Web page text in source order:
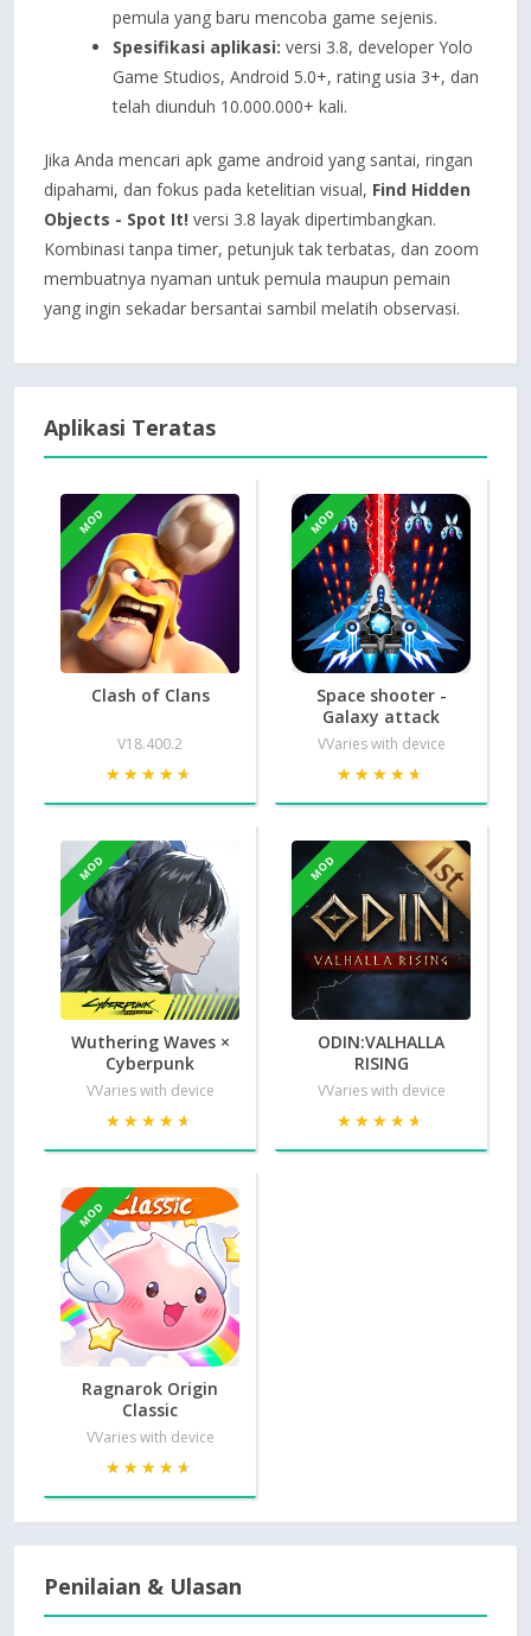
pemula yang baru mencoba game sejenis.
Spesifikasi aplikasi: versi 3.8, developer Yolo
Game Studios, Android 5.0+, rating usia 3+, dan
telah diunduh 10.000.000+ kali.
Jika Anda mencari apk game android yang santai, ringan
dipahami, dan fokus pada ketelitian visual, Find Hidden
Objects - Spot It! versi 3.8 layak dipertimbangkan.
Kombinasi tanpa timer, petunjuk tak terbatas, dan zoom
membuatnya nyaman untuk pemula maupun pemain
yang ingin sekadar bersantai sambil melatih observasi.
Aplikasi Teratas
MOD
Clash of Clans
V18.400.2
★★★★★
★★★★★
MOD
Space shooter -
Galaxy attack
VVaries with device
★★★★★
★★★★★
MOD
Wuthering Waves ×
Cyberpunk
VVaries with device
★★★★★
★★★★★
MOD
ODIN:VALHALLA
RISING
VVaries with device
★★★★★
★★★★★
MOD
Ragnarok Origin
Classic
VVaries with device
★★★★★
★★★★★
Penilaian & Ulasan